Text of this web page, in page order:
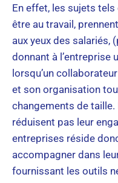
En effet, les sujets tels
être au travail,
aux yeux des salariés,
donnant à l’entreprise
lorsqu’un
et son organisation
changements de
réduisent pas leur
entreprises réside
accompagner dans
fournissant les outils